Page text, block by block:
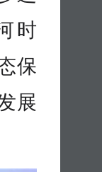
时
保
展